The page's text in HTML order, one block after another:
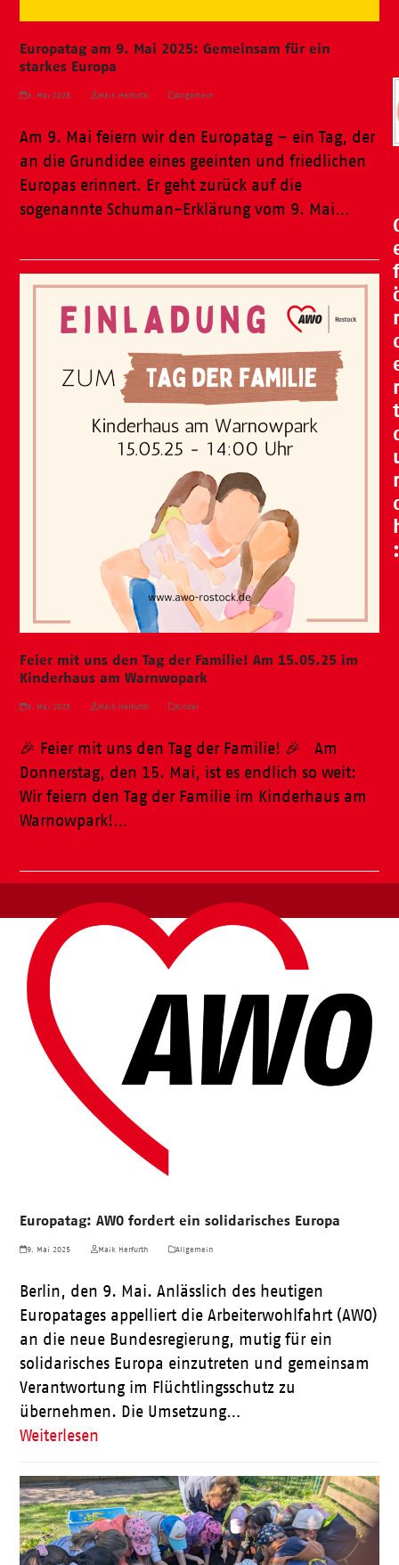
Europatag am 9. Mai 2025: Gemeinsam für ein
starkes Europa
9. Mai 2025 Maik Herfurth Allgemein
Am 9. Mai feiern wir den Europatag – ein Tag, der
an die Grundidee eines geeinten und friedlichen
Europas erinnert. Er geht zurück auf die
sogenannte Schuman-Erklärung vom 9. Mai…
Feier mit uns den Tag der Familie! Am 15.05.25 im
Kinderhaus am Warnwopark
9. Mai 2025 Maik Herfurth Kinder
🎉 Feier mit uns den Tag der Familie! 🎉 Am
Donnerstag, den 15. Mai, ist es endlich so weit:
Wir feiern den Tag der Familie im Kinderhaus am
Warnowpark!…
Europatag: AWO fordert ein solidarisches Europa
9. Mai 2025 Maik Herfurth Allgemein
Berlin, den 9. Mai. Anlässlich des heutigen
Europatages appelliert die Arbeiterwohlfahrt (AWO)
an die neue Bundesregierung, mutig für ein
solidarisches Europa einzutreten und gemeinsam
Verantwortung im Flüchtlingsschutz zu
übernehmen. Die Umsetzung…
Weiterlesen
f
r
r
t
r
: